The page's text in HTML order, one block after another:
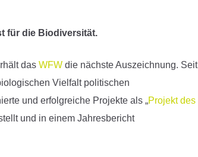
für die Biodiversität.
das WFW die nächste Auszeichnung. Seit
Vielfalt politischen
und erfolgreiche Projekte als „Projekt des
und in einem Jahresbericht